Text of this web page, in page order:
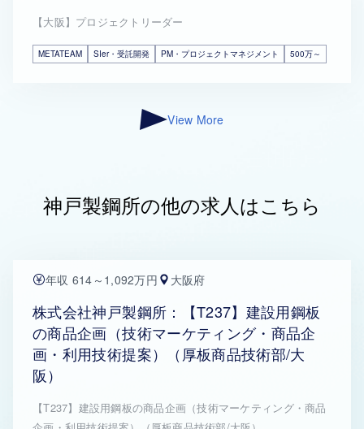
【大阪】プロジェクトリーダー
METATEAM SIer・受託開発 PM・プロジェクトマネジメント 500万～
View More
神戸製鋼所の他の求人はこちら
年収 614～1,092万円 大阪府
株式会社神戸製鋼所：【T237】建設用鋼板
の商品企画（技術マーケティング・商品企
画・利用技術提案）（厚板商品技術部/大
阪）
【T237】建設用鋼板の商品企画（技術マーケティング・商品